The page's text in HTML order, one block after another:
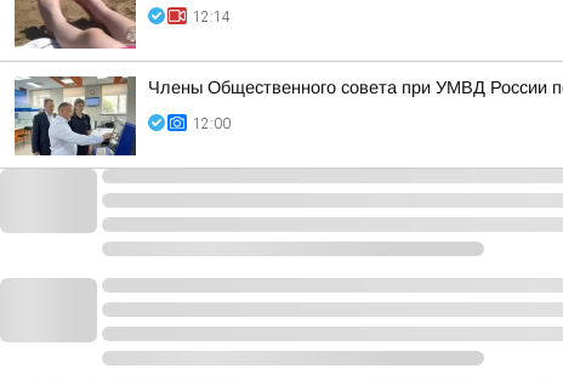
12:14
Члены Общественного совета при УМВД России
12:00